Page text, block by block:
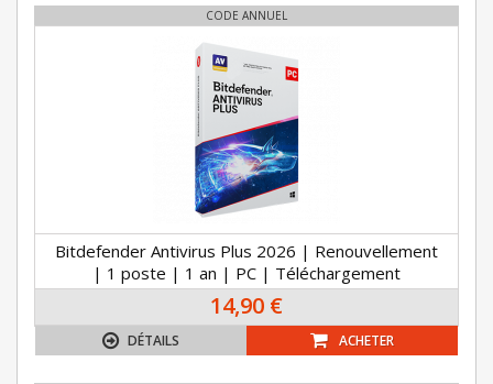
CODE ANNUEL
Bitdefender Antivirus Plus 2026 | Renouvellement
| 1 poste | 1 an | PC | Téléchargement
14,90 €
DÉTAILS ACHETER